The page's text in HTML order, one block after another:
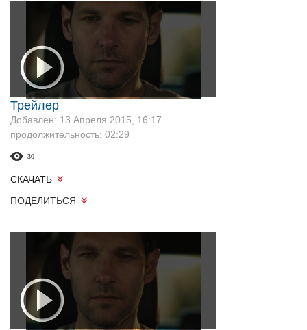
Трейлер
Добавлен: 13 Апреля 2015, 16:17
продолжительность: 02:29
30
СКАЧАТЬ
ПОДЕЛИТЬСЯ